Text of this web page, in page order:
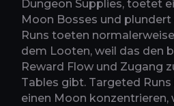
Dungeon Supplies, toetet
Moon Bosses und plundert
Runs toeten
dem Looten, weil das den
Reward Flow und Zugang
Tables gibt. Targeted
einen Moon konzentrieren,